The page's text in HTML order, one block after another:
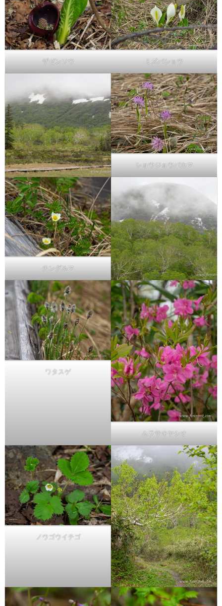
ザゼンソウ ミズバショウ
ショウジョウバカマ
チングルマ
ワタスゲ
ムラサキヤシオ
ノウゴウイチゴ